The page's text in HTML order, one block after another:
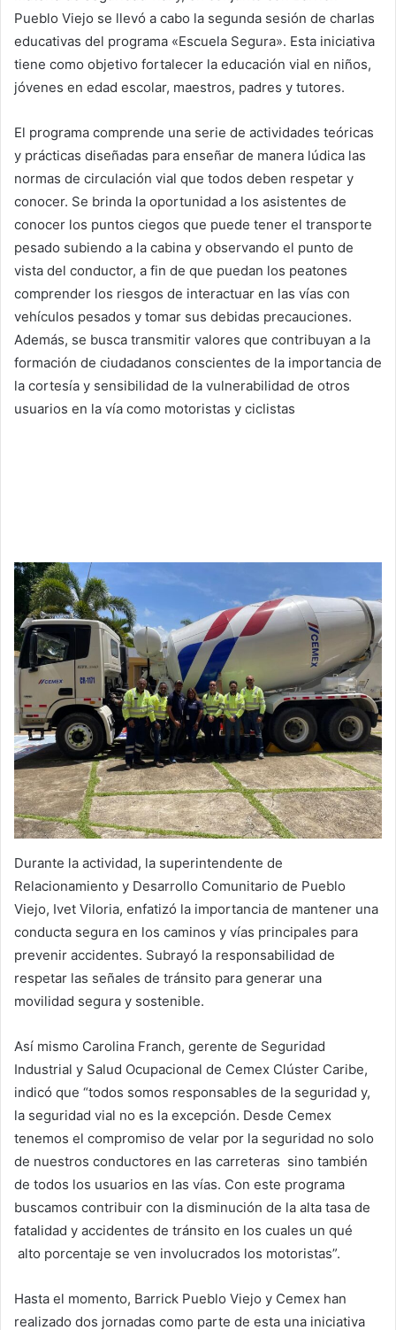
Pueblo Viejo se llevó a cabo la segunda sesión de charlas
educativas del programa «Escuela Segura». Esta iniciativa
tiene como objetivo fortalecer la educación vial en niños,
jóvenes en edad escolar, maestros, padres y tutores.
El programa comprende una serie de actividades teóricas
y prácticas diseñadas para enseñar de manera lúdica las
normas de circulación vial que todos deben respetar y
conocer. Se brinda la oportunidad a los asistentes de
conocer los puntos ciegos que puede tener el transporte
pesado subiendo a la cabina y observando el punto de
vista del conductor, a fin de que puedan los peatones
comprender los riesgos de interactuar en las vías con
vehículos pesados y tomar sus debidas precauciones.
Además, se busca transmitir valores que contribuyan a la
formación de ciudadanos conscientes de la importancia de
la cortesía y sensibilidad de la vulnerabilidad de otros
usuarios en la vía como motoristas y ciclistas
Durante la actividad, la superintendente de
Relacionamiento y Desarrollo Comunitario de Pueblo
Viejo, Ivet Viloria, enfatizó la importancia de mantener una
conducta segura en los caminos y vías principales para
prevenir accidentes. Subrayó la responsabilidad de
respetar las señales de tránsito para generar una
movilidad segura y sostenible.
Así mismo Carolina Franch, gerente de Seguridad
Industrial y Salud Ocupacional de Cemex Clúster Caribe,
indicó que “todos somos responsables de la seguridad y,
la seguridad vial no es la excepción. Desde Cemex
tenemos el compromiso de velar por la seguridad no solo
de nuestros conductores en las carreteras sino también
de todos los usuarios en las vías. Con este programa
buscamos contribuir con la disminución de la alta tasa de
fatalidad y accidentes de tránsito en los cuales un qué
alto porcentaje se ven involucrados los motoristas”.
Hasta el momento, Barrick Pueblo Viejo y Cemex han
realizado dos jornadas como parte de esta una iniciativa